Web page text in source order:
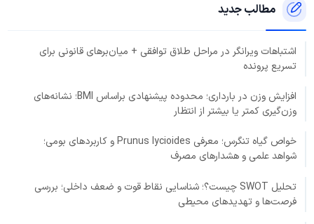
مطالب جدید
اشتباهات ویرانگر در مراحل طلاق توافقی + میان‌برهای قانونی برای
تسریع پرونده
افزایش وزن در بارداری؛ محدوده پیشنهادی براساس BMI؛ نشانه‌های
وزن‌گیری کمتر یا بیشتر از انتظار
خواص گیاه تنگرس؛ معرفی Prunus lycioides و کاربردهای بومی؛
شواهد علمی و هشدارهای مصرف
تحلیل SWOT چیست؟؛ شناسایی نقاط قوت و ضعف داخلی؛ بررسی
فرصت‌ها و تهدیدهای محیطی